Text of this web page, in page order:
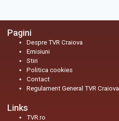
Pagini
Despre TVR Craiova
Emisiuni
Stiri
Politica cookies
Contact
Regulament General TVR Craiova
Links
TVR.ro